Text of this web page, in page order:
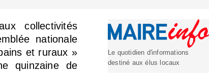
collectivités
nationale
et ruraux »
quinzaine de
Le quotidien d'informations
destiné aux élus locaux